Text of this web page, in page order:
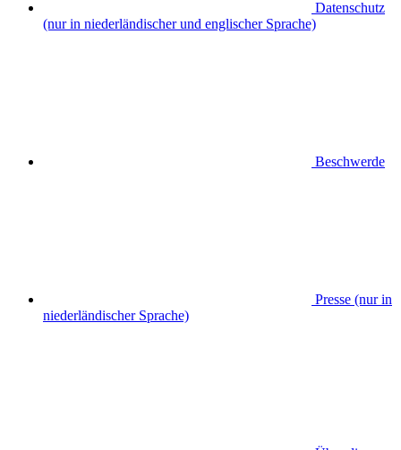
Datenschutz
(nur in niederländischer und englischer Sprache)
Beschwerde
Presse (nur in
niederländischer Sprache)